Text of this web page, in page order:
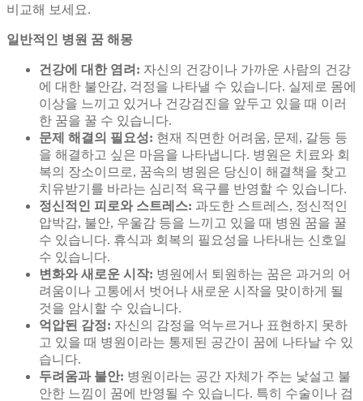
비교해 보세요.
일반적인 병원 꿈 해몽
건강에 대한 염려: 자신의 건강이나 가까운 사람의 건강
에 대한 불안감, 걱정을 나타낼 수 있습니다. 실제로 몸에
이상을 느끼고 있거나 건강검진을 앞두고 있을 때 이러
한 꿈을 꿀 수 있습니다.
문제 해결의 필요성: 현재 직면한 어려움, 문제, 갈등 등
을 해결하고 싶은 마음을 나타냅니다. 병원은 치료와 회
복의 장소이므로, 꿈속의 병원은 당신이 해결책을 찾고
치유받기를 바라는 심리적 욕구를 반영할 수 있습니다.
정신적인 피로와 스트레스: 과도한 스트레스, 정신적인
압박감, 불안, 우울감 등을 느끼고 있을 때 병원 꿈을 꿀
수 있습니다. 휴식과 회복의 필요성을 나타내는 신호일
수 있습니다.
변화와 새로운 시작: 병원에서 퇴원하는 꿈은 과거의 어
려움이나 고통에서 벗어나 새로운 시작을 맞이하게 될
것을 암시할 수 있습니다.
억압된 감정: 자신의 감정을 억누르거나 표현하지 못하
고 있을 때 병원이라는 통제된 공간이 꿈에 나타날 수 있
습니다.
두려움과 불안: 병원이라는 공간 자체가 주는 낯설고 불
안한 느낌이 꿈에 반영될 수 있습니다. 특히 수술이나 검